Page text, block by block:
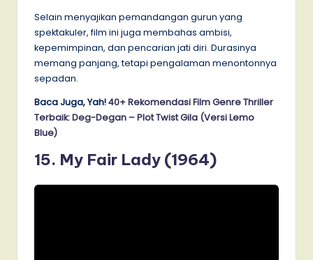
Selain menyajikan pemandangan gurun yang
spektakuler, film ini juga membahas ambisi,
kepemimpinan, dan pencarian jati diri. Durasinya
memang panjang, tetapi pengalaman menontonnya
sepadan.
Baca Juga, Yah!40+ Rekomendasi Film Genre Thriller
Terbaik: Deg-Degan – Plot Twist Gila (Versi Lemo
Blue)
15. My Fair Lady (1964)